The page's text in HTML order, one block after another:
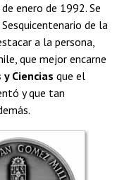
enero de 1992. Se
de la
a la persona,
que mejor encarne
Ciencias que el
y que tan